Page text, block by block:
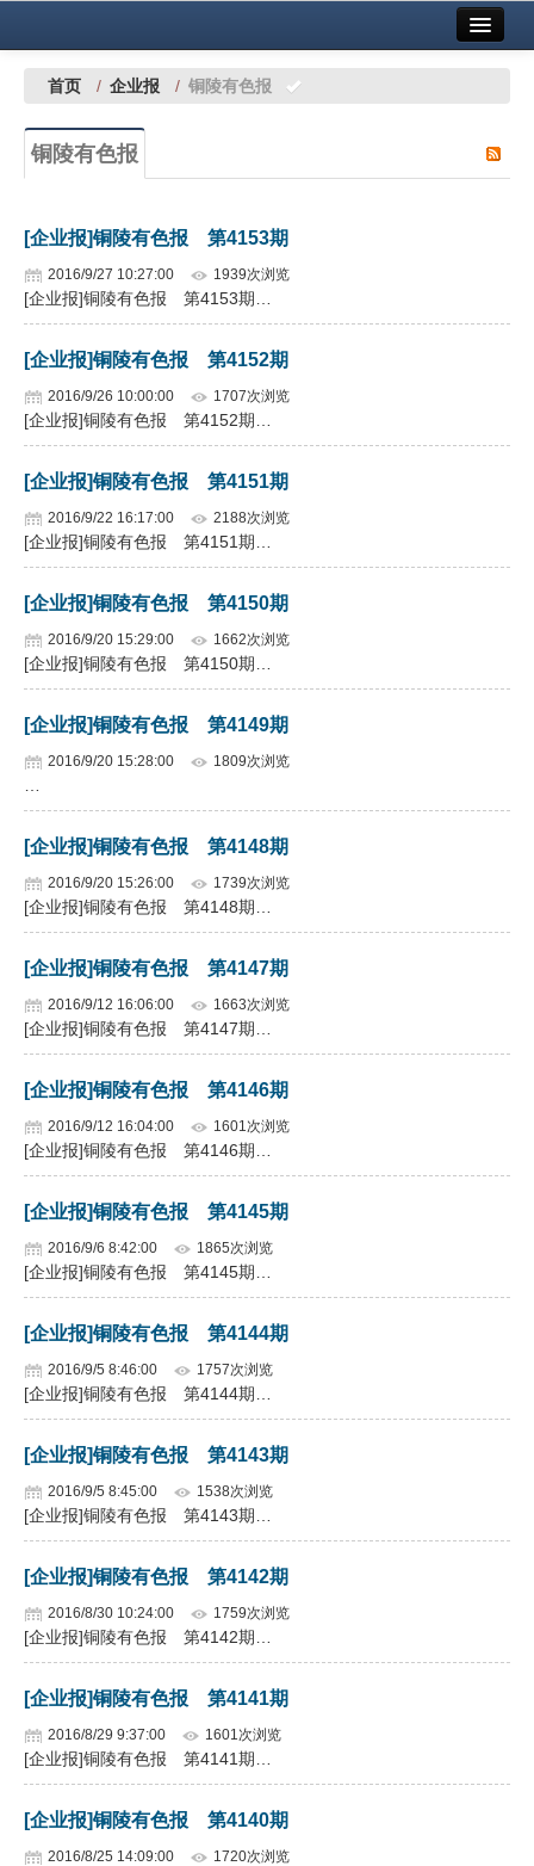
中国有色金属报社主办 广告服务
铜镍铅锌
稀有稀土
科技
镁钛
党建工作
企业文化
《资源再生》杂志
行情报价
数字报
首页 / 企业报 / 铜陵有色报
铜陵有色报
[企业报]铜陵有色报 第4153期
2016/9/27 10:27:00 1939次浏览
[企业报]铜陵有色报 第4153期…
[企业报]铜陵有色报 第4152期
2016/9/26 10:00:00 1707次浏览
[企业报]铜陵有色报 第4152期…
[企业报]铜陵有色报 第4151期
2016/9/22 16:17:00 2188次浏览
[企业报]铜陵有色报 第4151期…
[企业报]铜陵有色报 第4150期
2016/9/20 15:29:00 1662次浏览
[企业报]铜陵有色报 第4150期…
[企业报]铜陵有色报 第4149期
2016/9/20 15:28:00 1809次浏览
[企业报]铜陵有色报 第4148期
2016/9/20 15:26:00 1739次浏览
[企业报]铜陵有色报 第4148期…
[企业报]铜陵有色报 第4147期
2016/9/12 16:06:00 1663次浏览
[企业报]铜陵有色报 第4147期…
[企业报]铜陵有色报 第4146期
2016/9/12 16:04:00 1601次浏览
[企业报]铜陵有色报 第4146期…
[企业报]铜陵有色报 第4145期
2016/9/6 8:42:00 1865次浏览
[企业报]铜陵有色报 第4145期…
[企业报]铜陵有色报 第4144期
2016/9/5 8:46:00 1757次浏览
[企业报]铜陵有色报 第4144期…
[企业报]铜陵有色报 第4143期
2016/9/5 8:45:00 1538次浏览
[企业报]铜陵有色报 第4143期…
[企业报]铜陵有色报 第4142期
2016/8/30 10:24:00 1759次浏览
[企业报]铜陵有色报 第4142期…
[企业报]铜陵有色报 第4141期
2016/8/29 9:37:00 1601次浏览
[企业报]铜陵有色报 第4141期…
[企业报]铜陵有色报 第4140期
2016/8/25 14:09:00 1720次浏览